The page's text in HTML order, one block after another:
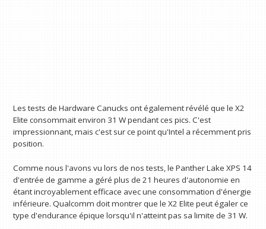
Les tests de Hardware Canucks ont également révélé que le X2
Elite consommait environ 31 W pendant ces pics. C'est
impressionnant, mais c'est sur ce point qu'Intel a récemment pris
Comme nous l'avons vu lors de nos tests, le Panther Lake XPS 14
d'entrée de gamme a géré plus de 21 heures d'autonomie en
étant incroyablement efficace avec une consommation d'énergie
inférieure. Qualcomm doit montrer que le X2 Elite peut égaler ce